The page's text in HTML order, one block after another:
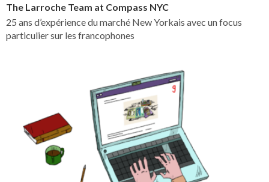
The Larroche Team at Compass NYC
25 ans d’expérience du marché New Yorkais avec un focus
particulier sur les francophones